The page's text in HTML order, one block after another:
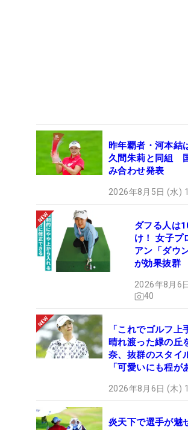
昨年覇者・河本結
久間朱莉と同組
み合わせ発表
2026年8月5日 (水)
ダフる人は
け！ 女子プ
アン「ダウ
が効果抜群
2026年8月6
40
「これでゴルフ上
晴れ渡った緑の丘
奈、抜群のスタイ
「可愛いにも程が
2026年8月6日 (木)
炎天下で選手が